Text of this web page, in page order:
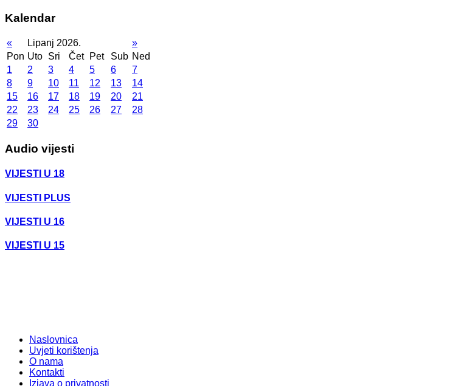
Kalendar
« Lipanj 2026.
»
Pon Uto Sri Čet Pet Sub Ned
1
2 3 4 5 6
7
8
9 10 11 12 13
14
15
16 17 18 19 20
21
22
23 24 25 26 27
28
29
30
Audio vijesti
VIJESTI U 18
VIJESTI PLUS
VIJESTI U 16
VIJESTI U 15
Naslovnica
Uvjeti korištenja
O nama
Kontakti
Izjava o privatnosti